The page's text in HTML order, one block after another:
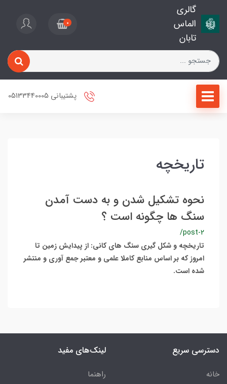
گالری
الماس
تابان
0
پشتیبانی 05133440005
تاریخچه
نحوه تشکیل شدن و به دست آمدن
سنگ ها چگونه است ؟
/post-2
تاریخچه و شکل گیری سنگ های کانی: از پیدایش زمین تا
امروز که بر اساس منابع کاملا علمی و معتبر جمع آوری و منتشر
شده است.
دسترسی سریع
خانه
لینک‌های مفید
راهنما